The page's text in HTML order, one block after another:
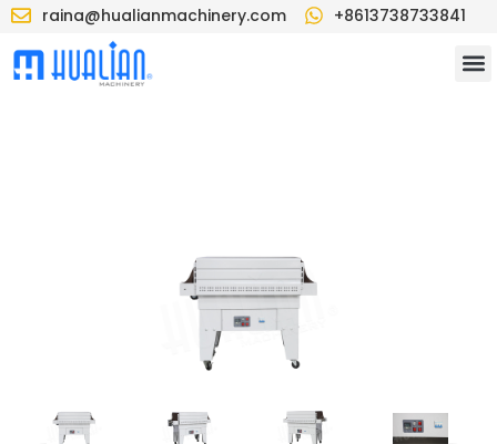
raina@hualianmachinery.com +8613738733841